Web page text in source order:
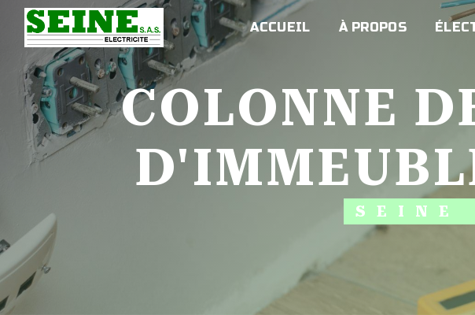
ACCUEIL À PROPOS
COLONNE DE DISTRIBUTION
Panneau de gestion des cookies